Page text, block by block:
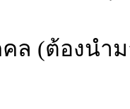
ล (ต้องนำ